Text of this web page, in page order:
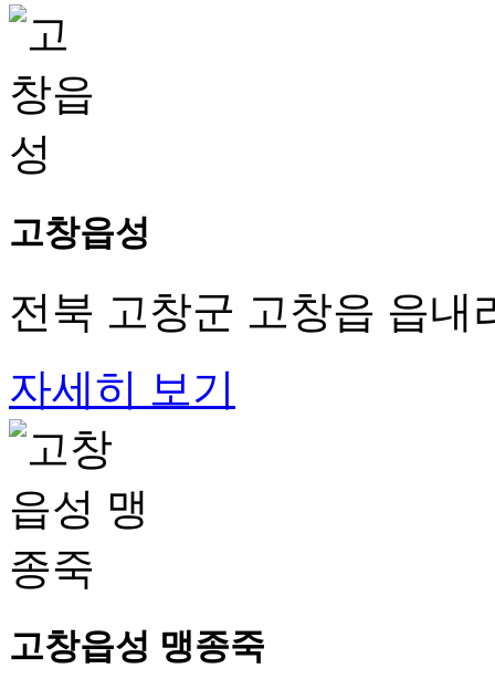
고창읍성
전북 고창군 고창읍 읍내
자세히 보기
고창읍성 맹종죽